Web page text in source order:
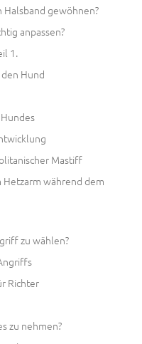
gewöhnen?
anpassen?
1.
Hund
Mastiff
während dem
zu wählen?
Richter
zu nehmen?